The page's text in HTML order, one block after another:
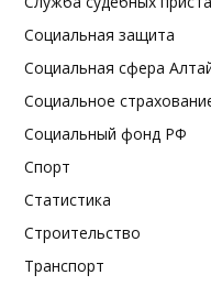
Социальная защита
Социальная сфера
Социальное
Социальный фонд РФ
Спорт
Статистика
Строительство
Транспорт